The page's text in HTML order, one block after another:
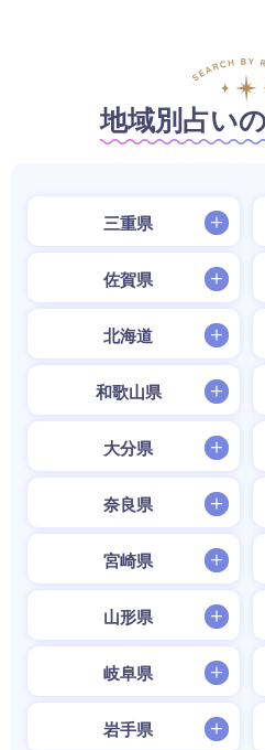
地域別占い
三重県
佐賀県
北海道
和歌山県
大分県
奈良県
宮崎県
山形県
岐阜県
岩手県